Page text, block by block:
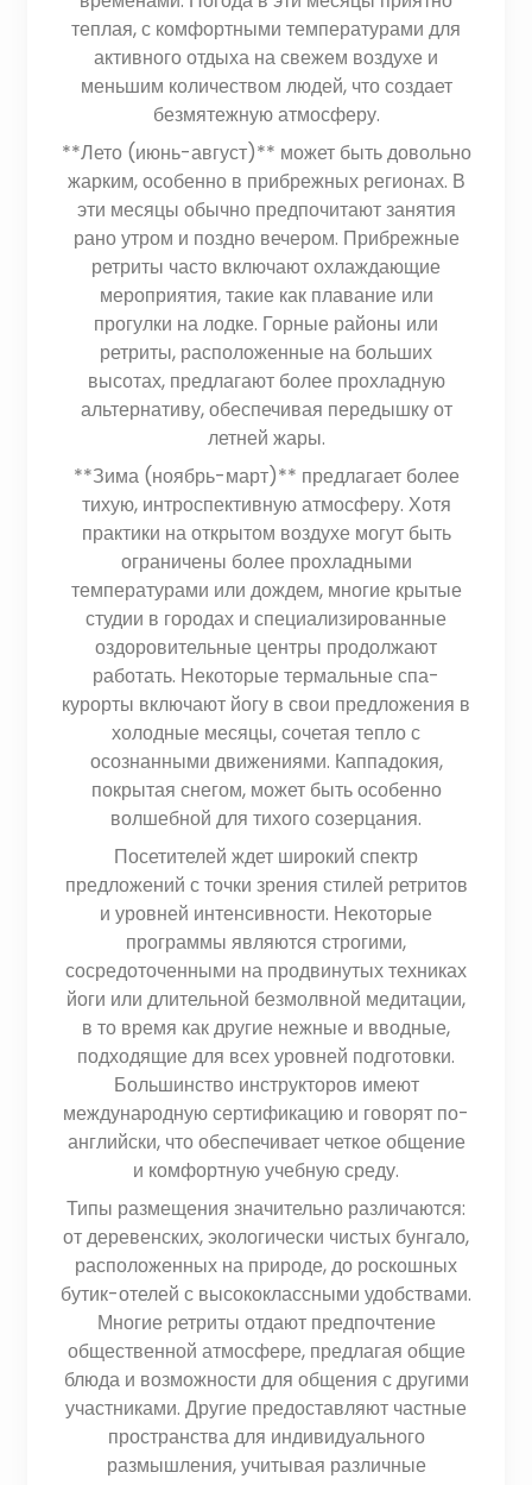
теплая, с комфортными температурами для
активного отдыха на свежем воздухе и
меньшим количеством людей, что создает
безмятежную атмосферу.
**Лето (июнь-август)** может быть довольно
жарким, особенно в прибрежных регионах. В
эти месяцы обычно предпочитают занятия
рано утром и поздно вечером. Прибрежные
ретриты часто включают охлаждающие
мероприятия, такие как плавание или
прогулки на лодке. Горные районы или
ретриты, расположенные на больших
высотах, предлагают более прохладную
альтернативу, обеспечивая передышку от
летней жары.
**Зима (ноябрь-март)** предлагает более
тихую, интроспективную атмосферу. Хотя
практики на открытом воздухе могут быть
ограничены более прохладными
температурами или дождем, многие крытые
студии в городах и специализированные
оздоровительные центры продолжают
работать. Некоторые термальные спа-
курорты включают йогу в свои предложения в
холодные месяцы, сочетая тепло с
осознанными движениями. Каппадокия,
покрытая снегом, может быть особенно
волшебной для тихого созерцания.
Посетителей ждет широкий спектр
предложений с точки зрения стилей ретритов
и уровней интенсивности. Некоторые
программы являются строгими,
сосредоточенными на продвинутых техниках
йоги или длительной безмолвной медитации,
в то время как другие нежные и вводные,
подходящие для всех уровней подготовки.
Большинство инструкторов имеют
международную сертификацию и говорят по-
английски, что обеспечивает четкое общение
и комфортную учебную среду.
Типы размещения значительно различаются:
от деревенских, экологически чистых бунгало,
расположенных на природе, до роскошных
бутик-отелей с высококлассными удобствами.
Многие ретриты отдают предпочтение
общественной атмосфере, предлагая общие
блюда и возможности для общения с другими
участниками. Другие предоставляют частные
пространства для индивидуального
размышления, учитывая различные